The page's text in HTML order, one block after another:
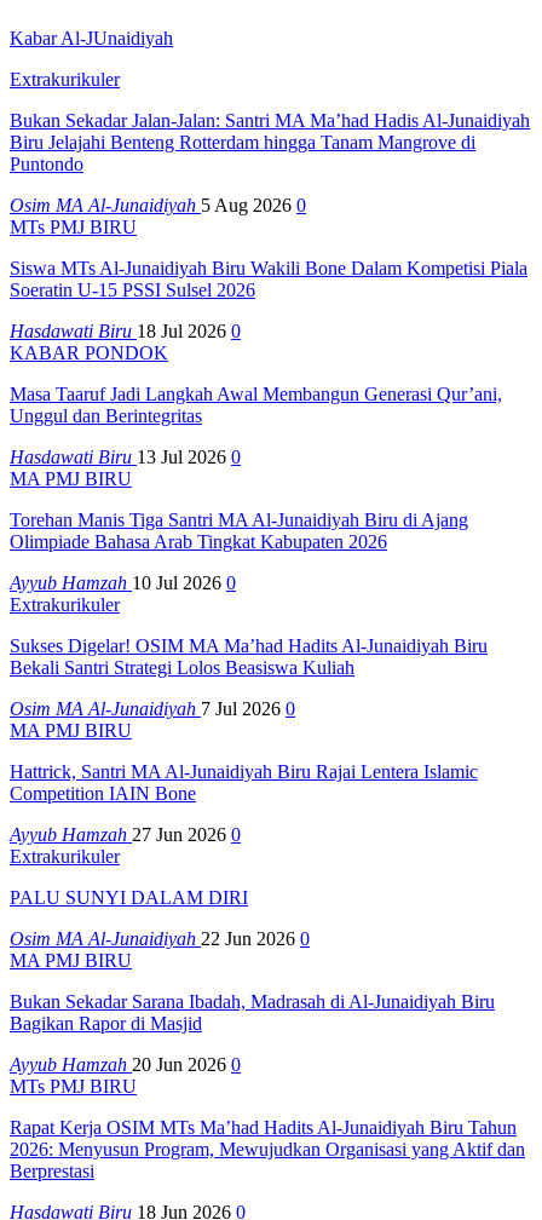
Kabar Al-JUnaidiyah
Extrakurikuler
Bukan Sekadar Jalan-Jalan: Santri MA Ma’had Hadis Al-Junaidiyah
Biru Jelajahi Benteng Rotterdam hingga Tanam Mangrove di
Puntondo
Osim MA Al-Junaidiyah 5 Aug 2026 0
MTs PMJ BIRU
Siswa MTs Al-Junaidiyah Biru Wakili Bone Dalam Kompetisi Piala
Soeratin U-15 PSSI Sulsel 2026
Hasdawati Biru 18 Jul 2026 0
KABAR PONDOK
Masa Taaruf Jadi Langkah Awal Membangun Generasi Qur’ani,
Unggul dan Berintegritas
Hasdawati Biru 13 Jul 2026 0
MA PMJ BIRU
Torehan Manis Tiga Santri MA Al-Junaidiyah Biru di Ajang
Olimpiade Bahasa Arab Tingkat Kabupaten 2026
Ayyub Hamzah 10 Jul 2026 0
Extrakurikuler
Sukses Digelar! OSIM MA Ma’had Hadits Al-Junaidiyah Biru
Bekali Santri Strategi Lolos Beasiswa Kuliah
Osim MA Al-Junaidiyah 7 Jul 2026 0
MA PMJ BIRU
Hattrick, Santri MA Al-Junaidiyah Biru Rajai Lentera Islamic
Competition IAIN Bone
Ayyub Hamzah 27 Jun 2026 0
Extrakurikuler
PALU SUNYI DALAM DIRI
Osim MA Al-Junaidiyah 22 Jun 2026 0
MA PMJ BIRU
Bukan Sekadar Sarana Ibadah, Madrasah di Al-Junaidiyah Biru
Bagikan Rapor di Masjid
Ayyub Hamzah 20 Jun 2026 0
MTs PMJ BIRU
Rapat Kerja OSIM MTs Ma’had Hadits Al-Junaidiyah Biru Tahun
2026: Menyusun Program, Mewujudkan Organisasi yang Aktif dan
Berprestasi
Hasdawati Biru 18 Jun 2026 0